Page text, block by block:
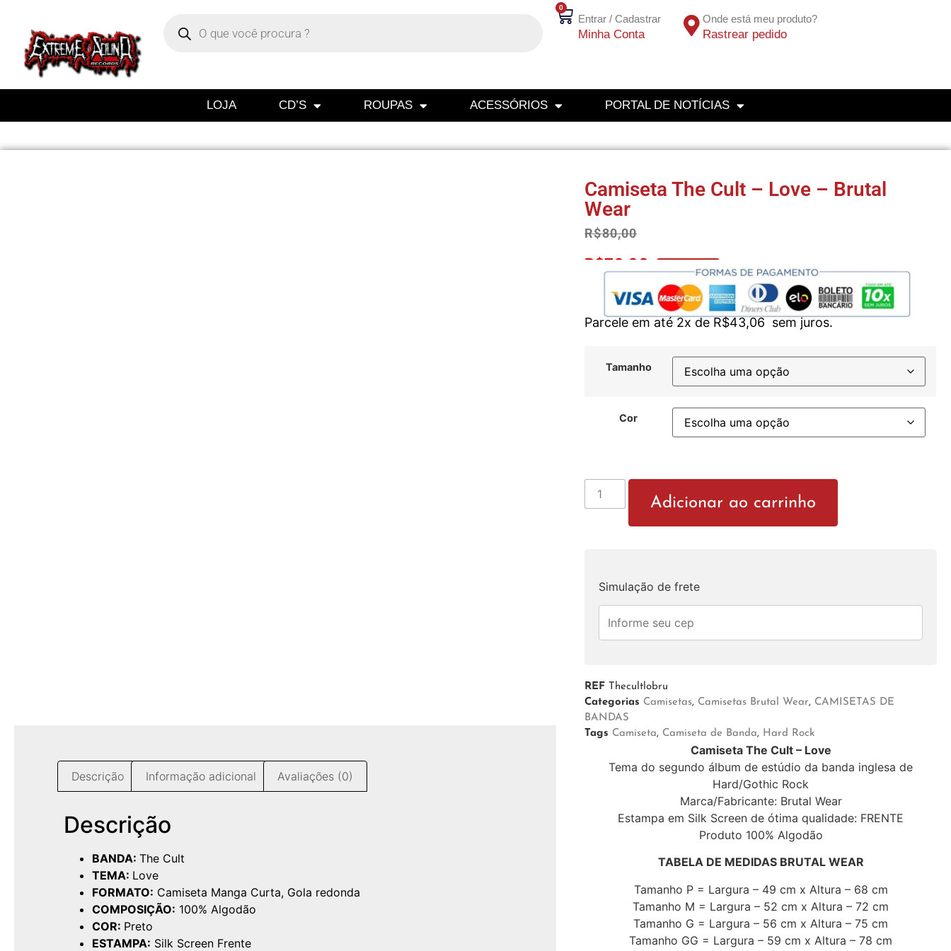
0
Entrar / Cadastrar
Minha Conta
Onde está meu produto?
Rastrear pedido
LOJA CD’S ROUPAS ACESSÓRIOS PORTAL DE NOTÍCIAS
Descrição Informação adicional Avaliações (0)
Descrição
BANDA: The Cult
TEMA: Love
FORMATO: Camiseta Manga Curta, Gola redonda
COMPOSIÇÃO: 100% Algodão
COR: Preto
ESTAMPA: Silk Screen Frente
Camiseta The Cult – Love – Brutal
Wear
R$80,00
R$76,00
Parcele em até 2x de R$43,06 sem juros.
Tamanho
Cor
Adicionar ao carrinho
Simulação de frete
REF Thecultlobru
Categorias Camisetas, Camisetas Brutal Wear, CAMISETAS DE
BANDAS
Tags Camiseta, Camiseta de Banda, Hard Rock
Camiseta The Cult – Love
Tema do segundo álbum de estúdio da banda inglesa de
Hard/Gothic Rock
Marca/Fabricante: Brutal Wear
Estampa em Silk Screen de ótima qualidade: FRENTE
Produto 100% Algodão
TABELA DE MEDIDAS BRUTAL WEAR
Tamanho P = Largura – 49 cm x Altura – 68 cm
Tamanho M = Largura – 52 cm x Altura – 72 cm
Tamanho G = Largura – 56 cm x Altura – 75 cm
Tamanho GG = Largura – 59 cm x Altura – 78 cm